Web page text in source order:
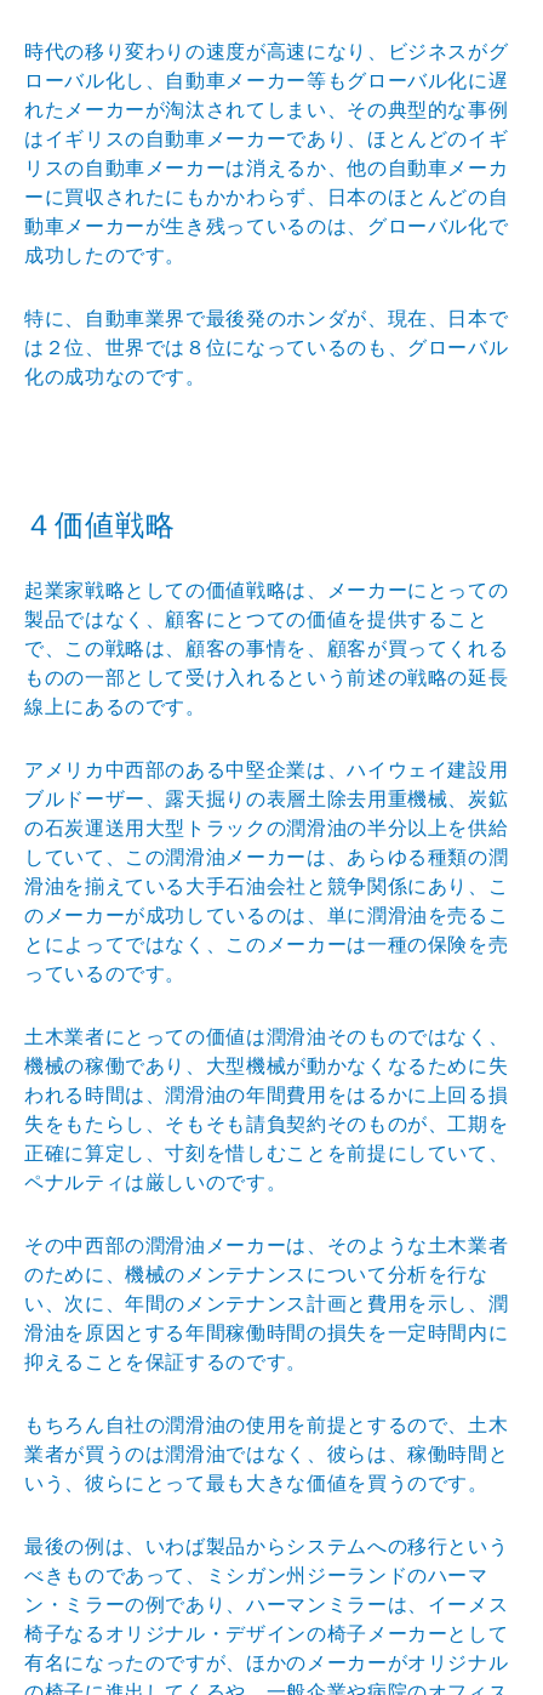
時代の移り変わりの速度が高速になり、ビジネスがグ
ローバル化し、自動車メーカー等もグローバル化に遅
れたメー カーが淘汰されてしまい、その典型的な事例
はイギリスの自動車メーカーであり、ほとんどのイギ
リスの自動車メー カーは消えるか、他の自動車メーカ
ーに買収されたにもかかわらず、日本のほとんどの自
動車メーカーが生き残って いるのは、グローバル化で
成功したのです。
特に、自動車業界で最後発のホンダが、現在、日本で
は２位、世界では８位になっているのも、グローバル
化の成功なのです。
４価値戦略
起業家戦略としての価値戦略は、メーカーにとっての
製品ではなく、顧客にとつての価値を提供すること
で、この戦略は、顧客の事情を、顧客が買ってくれる
ものの一部として受け入れるという前述の戦略の延長
線上にあるのです。
アメリカ中西部のある中堅企業は、ハイウェイ建設用
ブル ドーザー、露天掘りの表層土除去用重機械、炭鉱
の石炭運送用大型トラックの潤滑油の半分以上を供給
していて、こ の潤滑油メーカーは、あらゆる種類の潤
滑油を揃えている 大手石油会社と競争関係にあり、こ
のメーカーが成功しているのは、単に潤滑油を売るこ
とによってではなく、この メーカーは一種の保険を売
っているのです。
土木業者にとっての価値は潤滑油そのものではなく、
機械の稼働であり、大型機械が動かなくなるために失
われる時間は、潤滑油の年間費用をはるかに上回る損
失をもたらし
、そもそも請負契約そのものが、工期を
正確に算定し、寸刻を惜しむことを前提にしていて、
ペナルティは厳しいのです。
その中西部の潤滑油メーカーは、そのような土木業者
のために、機械のメンテナンスについて分析を行な
い、次に、年間のメンテナンス計画と費用を示し、潤
滑油を原因とする年間稼働時間の損失を一定時間内に
抑えることを保証す るのです。
もちろん自社の潤滑油の使用を前提とするので、土木
業者が買うのは潤滑油ではなく、彼らは、稼働時間と
いう、彼 らにとって最も大きな価値を買うのです。
最後の例は、いわば製品からシステムへの移行という
べき ものであって、ミシガン州ジーランドのハーマ
ン・ミラーの例であり、ハーマンミラーは、イーメス
椅子なるオリジナル・デザインの椅子メーカーとして
有名になったのですが、ほかのメーカーがオリジナル